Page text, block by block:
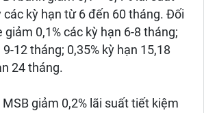
kỳ hạn từ 6 đến 60 tháng. Đối
0,1% các kỳ hạn 6-8 tháng;
12 tháng; 0,35% kỳ hạn 15,18
24 tháng.
giảm 0,2% lãi suất tiết kiệm